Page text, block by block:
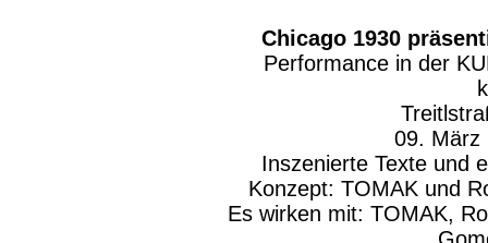
Chicago 1930
Performance in der
09. März
Inszenierte Texte und
Konzept: TOMAK und
Es wirken mit: TOMAK,